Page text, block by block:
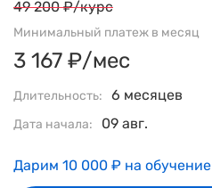
49 200 ₽/курс
Минимальный платеж в месяц
3 167 ₽/мес
Длительность: 6 месяцев
Дата начала: 09 авг.
Дарим 10 000 ₽ на обучение